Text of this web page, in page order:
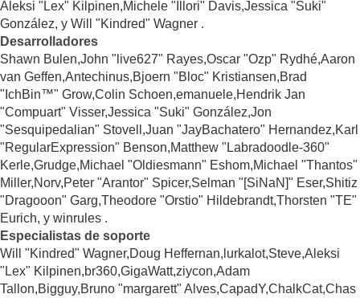
Aleksi "Lex" Kilpinen,Michele "Illori" Davis,Jessica "Suki"
González, y Will "Kindred" Wagner .
Desarrolladores
Shawn Bulen,John "live627" Rayes,Oscar "Ozp" Rydhé,Aaron
van Geffen,Antechinus,Bjoern "Bloc" Kristiansen,Brad
"IchBin™" Grow,Colin Schoen,emanuele,Hendrik Jan
"Compuart" Visser,Jessica "Suki" González,Jon
"Sesquipedalian" Stovell,Juan "JayBachatero" Hernandez,Karl
"RegularExpression" Benson,Matthew "Labradoodle-360"
Kerle,Grudge,Michael "Oldiesmann" Eshom,Michael "Thantos"
Miller,Norv,Peter "Arantor" Spicer,Selman "[SiNaN]" Eser,Shitiz
"Dragooon" Garg,Theodore "Orstio" Hildebrandt,Thorsten "TE"
Eurich, y winrules .
Especialistas de soporte
Will "Kindred" Wagner,Doug Heffernan,lurkalot,Steve,Aleksi
"Lex" Kilpinen,br360,GigaWatt,ziycon,Adam
Tallon,Bigguy,Bruno "margarett" Alves,CapadY,ChalkCat,Chas